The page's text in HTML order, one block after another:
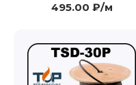
495.00 ₽/м